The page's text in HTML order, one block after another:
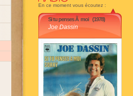
En ce moment vous écoutez :
Si tu penses Ã moi (1978)
Joe Dassin